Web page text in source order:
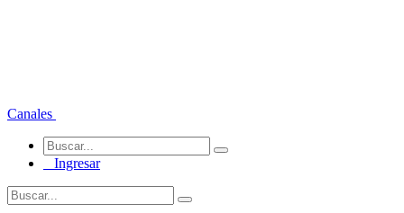
Canales
Ingresar